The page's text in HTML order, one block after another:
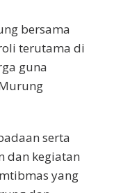
bersama
terutama di
guna
serta
dan kegiatan
yang